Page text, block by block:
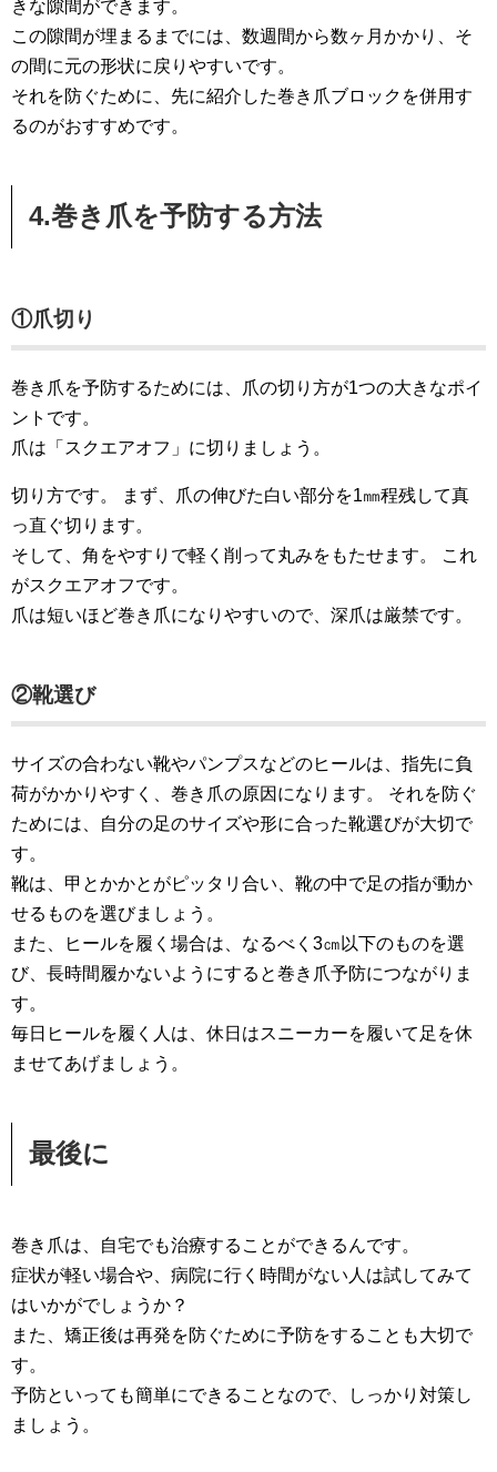
きな隙間ができます。
この隙間が埋まるまでには、数週間から数ヶ月かかり、そ
の間に元の形状に戻りやすいです。
それを防ぐために、先に紹介した巻き爪ブロックを併用す
るのがおすすめです。
4.巻き爪を予防する方法
①爪切り
巻き爪を予防するためには、爪の切り方が1つの大きなポイ
ントです。
爪は「スクエアオフ」に切りましょう。
切り方です。 まず、爪の伸びた白い部分を1㎜程残して真
っ直ぐ切ります。
そして、角をやすりで軽く削って丸みをもたせます。 これ
がスクエアオフです。
爪は短いほど巻き爪になりやすいので、深爪は厳禁です。
②靴選び
サイズの合わない靴やパンプスなどのヒールは、指先に負
荷がかかりやすく、巻き爪の原因になります。 それを防ぐ
ためには、自分の足のサイズや形に合った靴選びが大切で
す。
靴は、甲とかかとがピッタリ合い、靴の中で足の指が動か
せるものを選びましょう。
また、ヒールを履く場合は、なるべく3㎝以下のものを選
び、長時間履かないようにすると巻き爪予防につながりま
す。
毎日ヒールを履く人は、休日はスニーカーを履いて足を休
ませてあげましょう。
最後に
巻き爪は、自宅でも治療することができるんです。
症状が軽い場合や、病院に行く時間がない人は試してみて
はいかがでしょうか？
また、矯正後は再発を防ぐために予防をすることも大切で
す。
予防といっても簡単にできることなので、しっかり対策し
ましょう。